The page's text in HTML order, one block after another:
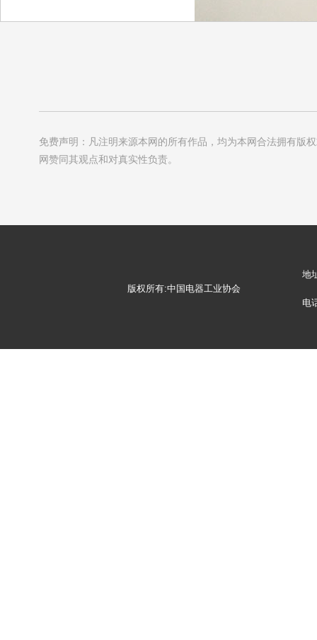
免费声明：凡注明来源本网的所有作品，均为本网合法拥有版
网赞同其观点和对真实性负责。
版权所有:中国电器工业协会
地
电